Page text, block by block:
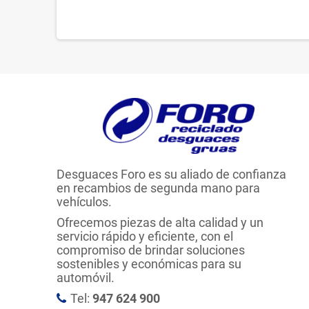
Desguaces Foro es su aliado de confianza
en recambios de segunda mano para
vehículos.
Ofrecemos piezas de alta calidad y un
servicio rápido y eficiente, con el
compromiso de brindar soluciones
sostenibles y económicas para su
automóvil.
Tel: 947 624 900